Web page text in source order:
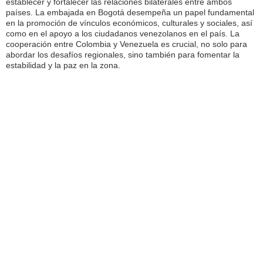
establecer y fortalecer las relaciones bilaterales entre ambos
países. La embajada en Bogotá desempeña un papel fundamental
en la promoción de vínculos económicos, culturales y sociales, así
como en el apoyo a los ciudadanos venezolanos en el país. La
cooperación entre Colombia y Venezuela es crucial, no solo para
abordar los desafíos regionales, sino también para fomentar la
estabilidad y la paz en la zona.